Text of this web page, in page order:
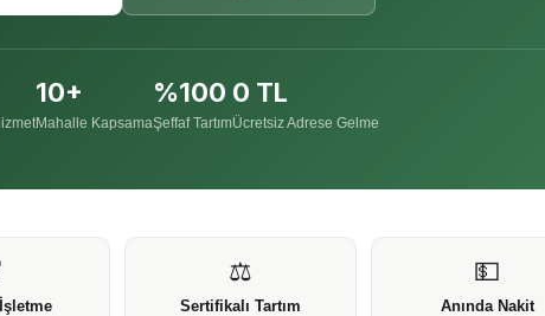
10+
Mahalle Kapsama
%100
Şeffaf Tartım
0 TL
Ücretsiz Adrese Gelme
⚖️
Sertifikalı Tartım
💵
Anında Nakit